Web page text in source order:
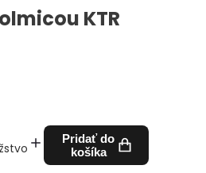
KTR
Pridať do
košíka